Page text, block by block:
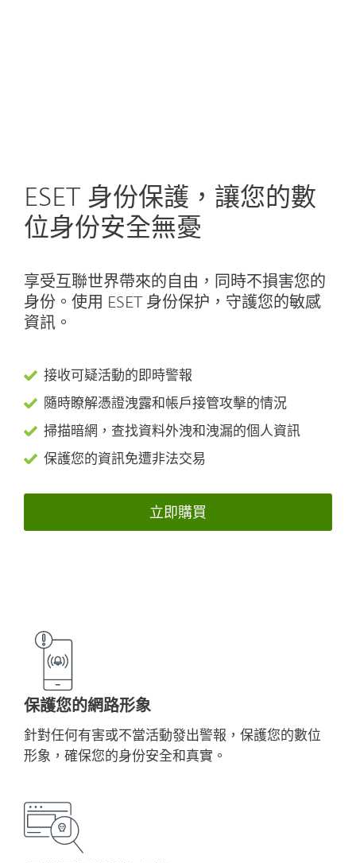
ESET 身份保護，讓您的數
位身份安全無憂
享受互聯世界帶來的自由，同時不損害您的
身份。使用 ESET 身份保护，守護您的敏感
資訊。
接收可疑活動的即時警報
隨時瞭解憑證洩露和帳戶接管攻擊的情況
掃描暗網，查找資料外洩和洩漏的個人資訊
保護您的資訊免遭非法交易
立即購買
保護您的網路形象
針對任何有害或不當活動發出警報，保護您的數位
形象，確保您的身份安全和真實。